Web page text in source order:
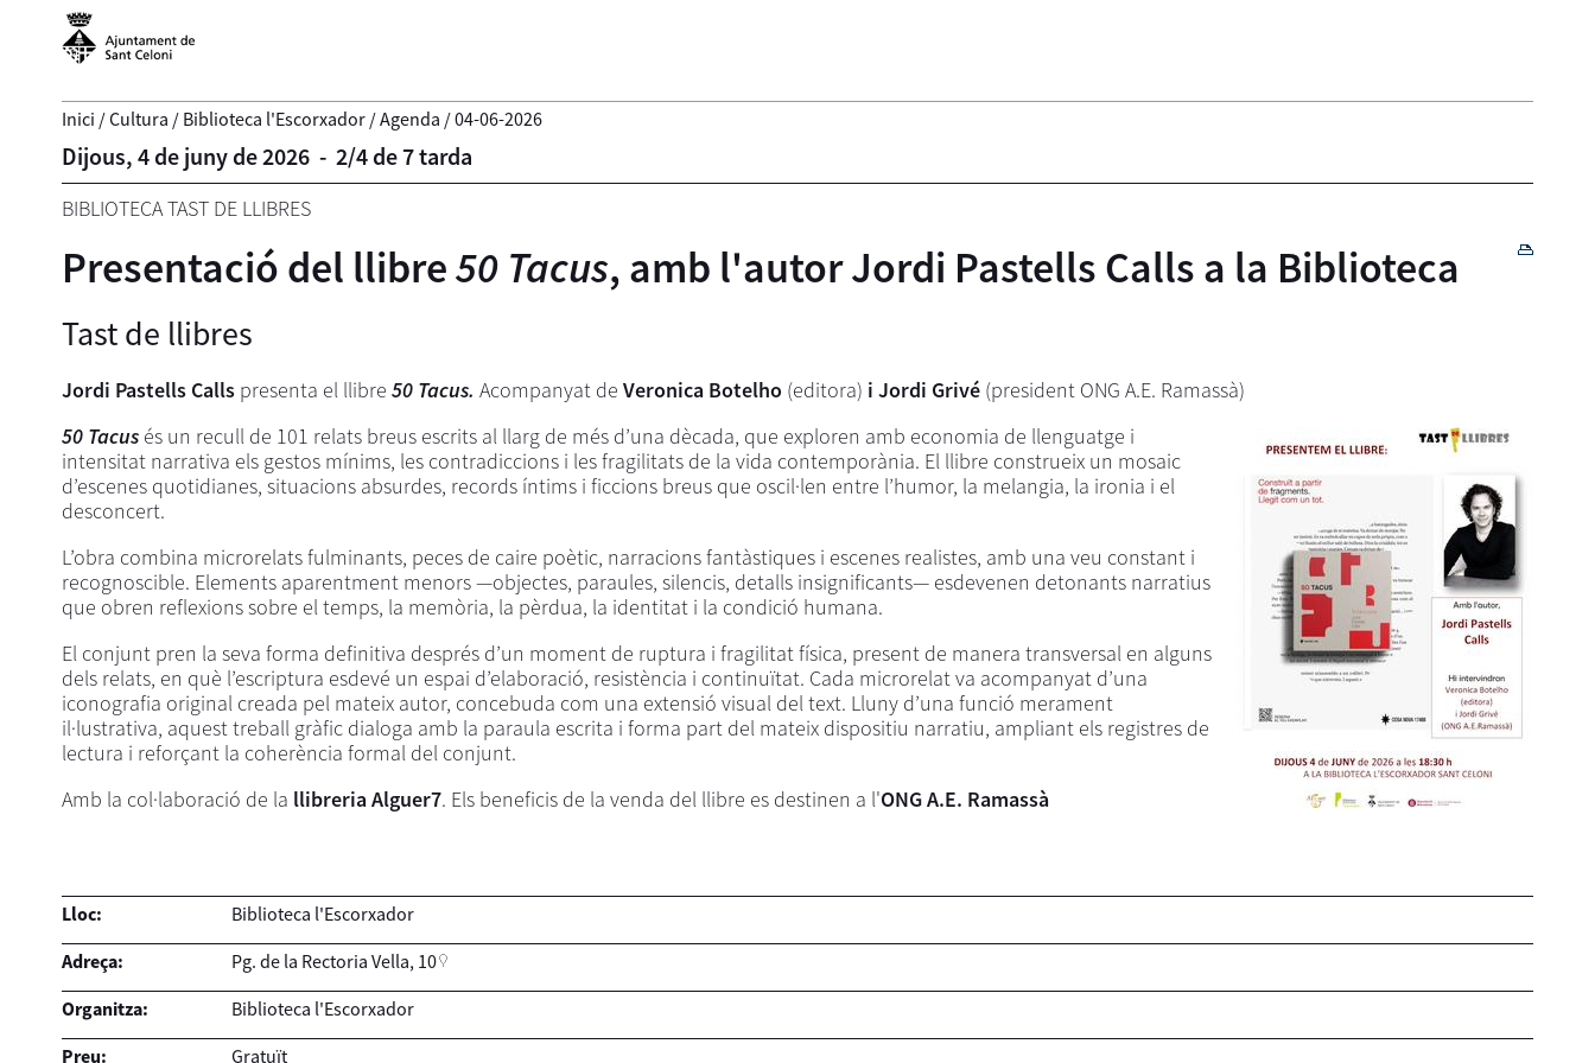
Inici /Cultura / Biblioteca l'Escorxador /Agenda /04-06-2026
Dijous, 4 de juny de2026 - 2/4 de 7 tarda
BIBLIOTECA TAST DE LLIBRES
Presentació del llibre50 Tacus, amb l'autor Jordi Pastells Calls a la Biblioteca
Tast de llibres
Jordi Pastells Calls presenta el llibre 50 Tacus. Acompanyat de Veronica Botelho (editora) i Jordi Grivé (president ONG A.E. Ramassà)
50 Tacus és un recull de 101 relats breus escrits al llarg de més d’una dècada, que exploren amb economia de llenguatge i
intensitat narrativa els gestos mínims, les contradiccions i les fragilitats de la vida contemporània. El llibre construeix un mosaic
d’escenes quotidianes, situacions absurdes, records íntims i ficcions breus que oscil·len entre l’humor, la melangia, la ironia i el
desconcert.
L’obra combina microrelats fulminants, peces de caire poètic, narracions fantàstiques i escenes realistes, amb una veu constant i
recognoscible. Elements aparentment menors —objectes, paraules, silencis, detalls insignificants— esdevenen detonants narratius
que obren reflexions sobre el temps, la memòria, la pèrdua, la identitat i la condició humana.
El conjunt pren la seva forma definitiva després d’un moment de ruptura i fragilitat física, present de manera transversal en alguns
dels relats, en què l’escriptura esdevé un espai d’elaboració, resistència i continuïtat. Cada microrelat va acompanyat d’una
iconografia original creada pel mateix autor, concebuda com una extensió visual del text. Lluny d’una funció merament
il·lustrativa, aquest treball gràfic dialoga amb la paraula escrita i forma part del mateix dispositiu narratiu, ampliant els registres de
lectura i reforçant la coherència formal del conjunt.
Amb la col·laboració de la llibreria Alguer7. Els beneficis de la venda del llibre es destinen a l'ONG A.E. Ramassà
Lloc:
Biblioteca l'Escorxador
Adreça:
Pg. de la Rectoria Vella, 10
Organitza:
Biblioteca l'Escorxador
Preu:
Gratuït